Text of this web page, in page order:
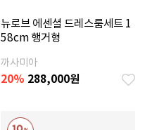
뉴로브 에센셜 드레스룸세트 1
58cm 행거형
까사미아
20% 288,000원